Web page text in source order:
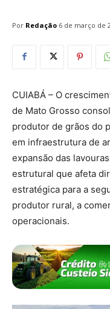
Por Redação 6 de março de
CUIABÁ – O
de Mato Grosso
produtor de grãos do
em infraestrutura de
expansão das
estrutural que afeta
estratégica para a
produtor rural, a
operacionais.